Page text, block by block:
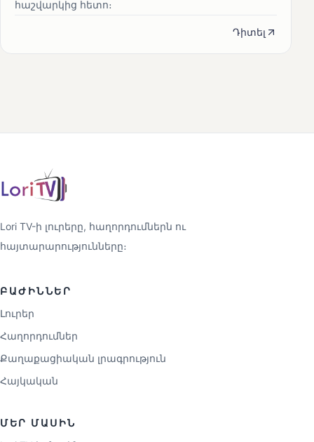
հաշվարկից հետո։
Դիտել
Lori TV-ի լուրերը, հաղորդումներն ու
հայտարարությունները։
ԲԱԺԻՆՆԵՐ
Լուրեր
Հաղորդումներ
Քաղաքացիական լրագրություն
Հայկական
ՄԵՐ ՄԱՍԻՆ